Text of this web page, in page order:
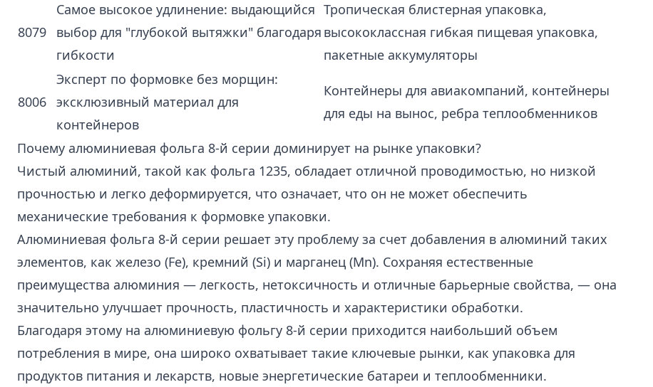
8079
Самое высокое удлинение: выдающийся
выбор для "глубокой вытяжки" благодаря
гибкости
Тропическая блистерная упаковка,
высококлассная гибкая пищевая упаковка,
пакетные аккумуляторы
8006
Эксперт по формовке без морщин:
эксклюзивный материал для
контейнеров
Контейнеры для авиакомпаний, контейнеры
для еды на вынос, ребра теплообменников
Почему алюминиевая фольга 8-й серии доминирует на рынке упаковки?
Чистый алюминий, такой как фольга 1235, обладает отличной проводимостью, но низкой
прочностью и легко деформируется, что означает, что он не может обеспечить
механические требования к формовке упаковки.
Алюминиевая фольга 8-й серии решает эту проблему за счет добавления в алюминий таких
элементов, как железо (Fe), кремний (Si) и марганец (Mn). Сохраняя естественные
преимущества алюминия — легкость, нетоксичность и отличные барьерные свойства, — она
значительно улучшает прочность, пластичность и характеристики обработки.
Благодаря этому на алюминиевую фольгу 8-й серии приходится наибольший объем
потребления в мире, она широко охватывает такие ключевые рынки, как упаковка для
продуктов питания и лекарств, новые энергетические батареи и теплообменники.